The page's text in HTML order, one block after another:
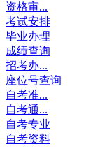
资格审...
考试安排
毕业办理
成绩查询
招考办...
座位号查询
自考准...
自考通...
自考专业
自考资料